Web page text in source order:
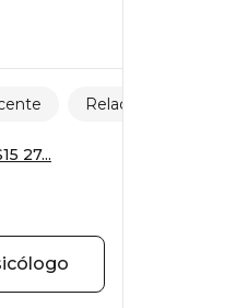
Relaciones familiares
27...